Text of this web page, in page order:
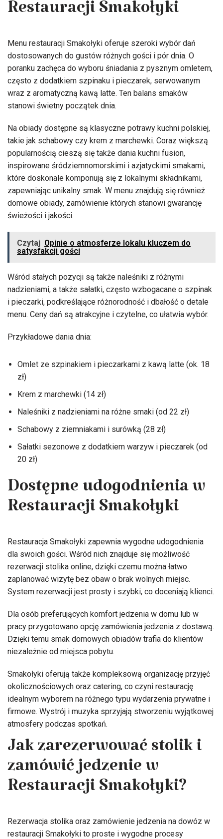
Restauracji Smakołyki
Menu restauracji Smakołyki oferuje szeroki wybór dań
dostosowanych do gustów różnych gości i pór dnia. O
poranku zachęca do wyboru śniadania z pysznym omletem,
często z dodatkiem szpinaku i pieczarek, serwowanym
wraz z aromatyczną kawą latte. Ten balans smaków
stanowi świetny początek dnia.
Na obiady dostępne są klasyczne potrawy kuchni polskiej,
takie jak schabowy czy krem z marchewki. Coraz większą
popularnością cieszą się także dania kuchni fusion,
inspirowane śródziemnomorskimi i azjatyckimi smakami,
które doskonale komponują się z lokalnymi składnikami,
zapewniając unikalny smak. W menu znajdują się również
domowe obiady, zamówienie których stanowi gwarancję
świeżości i jakości.
Czytaj Opinie o atmosferze lokalu kluczem do
satysfakcji gości
Wśród stałych pozycji są także naleśniki z różnymi
nadzieniami, a także sałatki, często wzbogacane o szpinak
i pieczarki, podkreślające różnorodność i dbałość o detale
menu. Ceny dań są atrakcyjne i czytelne, co ułatwia wybór.
Przykładowe dania dnia:
Omlet ze szpinakiem i pieczarkami z kawą latte (ok. 18
zł)
Krem z marchewki (14 zł)
Naleśniki z nadzieniami na różne smaki (od 22 zł)
Schabowy z ziemniakami i surówką (28 zł)
Sałatki sezonowe z dodatkiem warzyw i pieczarek (od
20 zł)
Dostępne udogodnienia w
Restauracji Smakołyki
Restauracja Smakołyki zapewnia wygodne udogodnienia
dla swoich gości. Wśród nich znajduje się możliwość
rezerwacji stolika online, dzięki czemu można łatwo
zaplanować wizytę bez obaw o brak wolnych miejsc.
System rezerwacji jest prosty i szybki, co doceniają klienci.
Dla osób preferujących komfort jedzenia w domu lub w
pracy przygotowano opcję zamówienia jedzenia z dostawą.
Dzięki temu smak domowych obiadów trafia do klientów
niezależnie od miejsca pobytu.
Smakołyki oferują także kompleksową organizację przyjęć
okolicznościowych oraz catering, co czyni restaurację
idealnym wyborem na różnego typu wydarzenia prywatne i
firmowe. Wystrój i muzyka sprzyjają stworzeniu wyjątkowej
atmosfery podczas spotkań.
Jak zarezerwować stolik i
zamówić jedzenie w
Restauracji Smakołyki?
Rezerwacja stolika oraz zamówienie jedzenia na dowóz w
restauracji Smakołyki to proste i wygodne procesy